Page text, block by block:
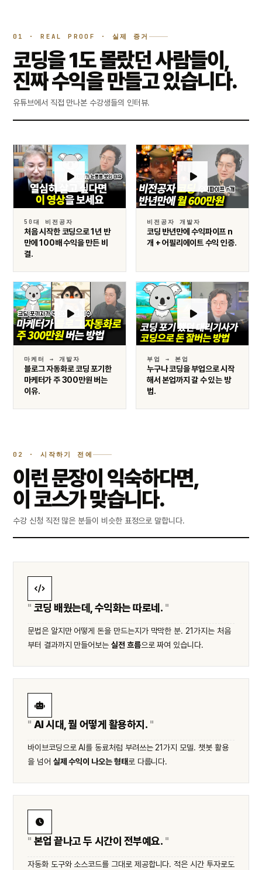
01 · REAL PROOF · 실제 증거
코딩을 1도 몰랐던 사람들이,
진짜 수익을 만들고 있습니다.
유튜브에서 직접 만나본 수강생들의 인터뷰.
50대 비전공자
처음 시작한 코딩으로 1년 반
만에 100배 수익을 만든 비
결.
비전공자 개발자
코딩 반년만에 수익파이프 n
개 + 어필리에이트 수익 인증.
마케터 → 개발자
블로그 자동화로 코딩 포기한
마케터가 주 300만원 버는
이유.
부업 → 본업
누구나 코딩을 부업으로 시작
해서 본업까지 갈 수 있는 방
법.
02 · 시작하기 전에
이런 문장이 익숙하다면,
이 코스가 맞습니다.
수강 신청 직전 많은 분들이 비슷한 표정으로 말합니다.
코딩 배웠는데, 수익화는 따로네.
문법은 알지만 어떻게 돈을 만드는지가 막막한 분. 21가지는 처음
부터 결과까지 만들어보는실전 흐름으로 짜여 있습니다.
AI 시대, 뭘 어떻게 활용하지.
바이브코딩으로 AI를 동료처럼 부려쓰는 21가지 모델. 챗봇 활용
을 넘어 실제 수익이 나오는 형태 로 다룹니다.
본업 끝나고 두 시간이 전부예요.
자동화 도구와 소스코드를 그대로 제공합니다. 적은 시간 투자로도